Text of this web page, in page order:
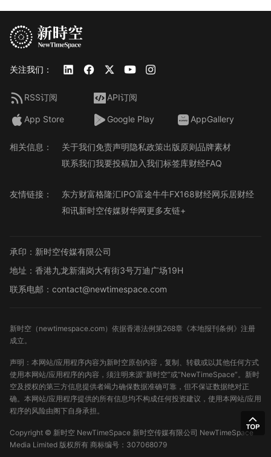
关注我们：
RSS订阅 API订阅
App Store Google Play AppGallery
相关信息： 关于我们免责声明隐私政策出版原则品牌素材
联系我们我要投稿加入我们标签库财经FAQ
友情链接： 东方财富格隆汇IPO富途牛牛FX168财经网乐居财经
和讯新时空传媒财华网更多友链+
承印：新时空传媒有限公司
地址：香港九龙新蒲岗大有街3号万迪广场19H
联系电邮：contact@newtimespace.com
新时空（ newtimespace.com）依据香港法例第268章《本地报刊条例》注册
成立。
声明：本网站/应用程序内容为新时空原创内容，复制、转载或以其他任何方式
使用本网站/应用程序的内容，须注明来源“新时空”或“NewTimeSpace”。新时
空及授权的第三方信息提供者竭力确保数据准确可靠，但不保证数据绝对正
确。本网站/应用程序提供的所有信息均不构成任何投资建议，使用本网站/应用
程序的风险由阁下自身承担。
Copyright © 新时空 NewTimeSpace 新时空传媒有限公司 NewTimeSpace
Media Limited 版权所有 商标编号：307068079